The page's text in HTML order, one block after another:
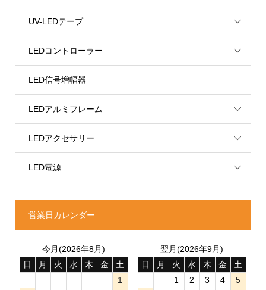
UV-LEDテープ
LEDコントローラー
LED信号増幅器
LEDアルミフレーム
LEDアクセサリー
LED電源
営業日カレンダー
今月(2026年8月)
日
月 火 水 木 金
土
1
翌月(2026年9月)
日
月 火 水 木 金
土
1
2 3 4
5